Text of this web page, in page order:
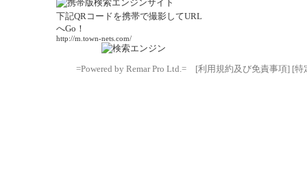
下記QRコードを携帯で撮影してURL
へGo！
http://m.town-nets.com/
=Powered by Remar Pro Ltd.= [利用規約及び免責事項] [特